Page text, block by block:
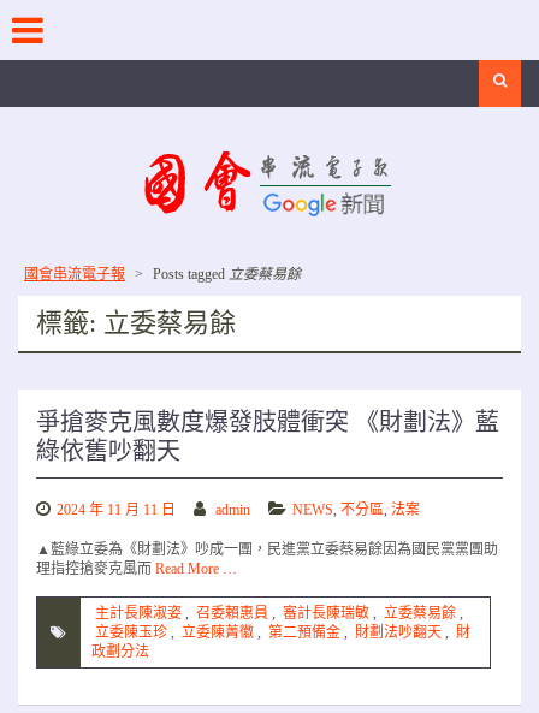
content
國會串流電子報 > Posts tagged 立委蔡易餘
標籤: 立委蔡易餘
爭搶麥克風數度爆發肢體衝突 《財劃法》藍
綠依舊吵翻天
2024 年 11 月 11 日 admin NEWS, 不分區, 法案
▲藍綠立委為《財劃法》吵成一團，民進黨立委蔡易餘因為國民黨黨團助
理指控搶麥克風而 Read More …
主計長陳淑姿 , 召委賴惠員 , 審計長陳瑞敏 , 立委蔡易餘 ,
立委陳玉珍 , 立委陳菁徽 , 第二預備金 , 財劃法吵翻天 , 財
政劃分法